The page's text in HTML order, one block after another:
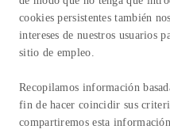
cookies persistentes también
intereses de nuestros usuarios
sitio de empleo.
Recopilamos información
fin de hacer coincidir sus
compartiremos esta